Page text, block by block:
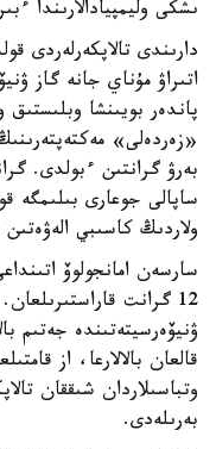
ىشكى وليمپيادالارىندا
دارىندى تالاپكەرلەردى
اتىراۋ مۇناي جانە گاز
پاندەر بويىنشا وبلىستىق
بەرۋ گرانتىن ءبولدى.
ساپالى جوعارى بىلىمگە
ولاردىڭ كاسىبي الەۋەتىن
سارسەن امانجولوۆ
12 گرانت
ۋنيۆەرسيتەتىندە جەتىم
قالعان بالالارعا، از
بەرىلەدى.